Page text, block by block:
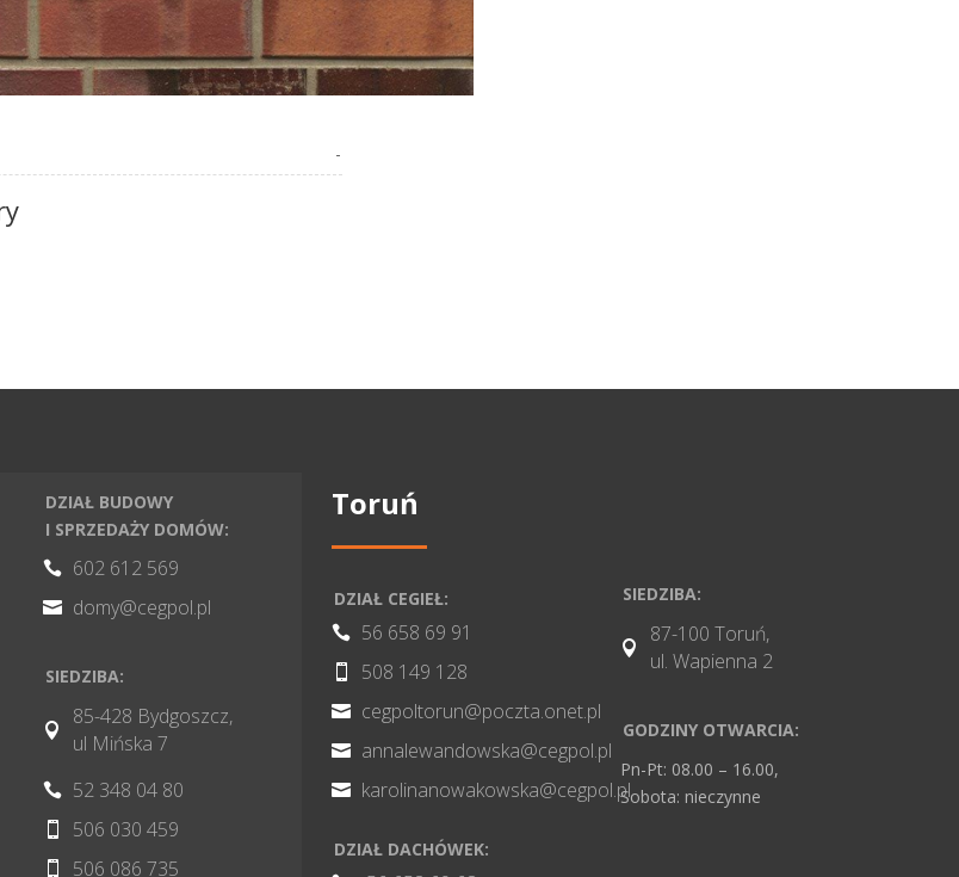
-
DZIAŁ BUDOWY
I SPRZEDAŻY DOMÓW:
 602 612 569
 domy@cegpol.pl
SIEDZIBA:

85-428 Bydgoszcz,
ul Mińska 7
 52 348 04 80
 506 030 459
 506 086 735
Toruń
DZIAŁ CEGIEŁ:
 56 658 69 91
 508 149 128
 cegpoltorun@poczta.onet.pl
 annalewandowska@cegpol.pl
 karolinanowakowska@cegpol.pl
DZIAŁ DACHÓWEK:
SIEDZIBA:

87-100 Toruń,
ul. Wapienna 2
GODZINY OTWARCIA:
Pn-Pt: 08.00 – 16.00,
Sobota: nieczynne